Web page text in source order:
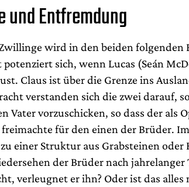
und Entfremdung
wird in den beiden folgenden
potenziert sich, wenn Lucas (Seán
Claus ist über die Grenze ins
verstanden sich die zwei darauf,
Vater vorzuschicken, so dass der als
freimachte für den einen der Brüder.
einer Struktur aus Grabsteinen oder
der Brüder nach
verleugnet er ihn? Oder ist das alles